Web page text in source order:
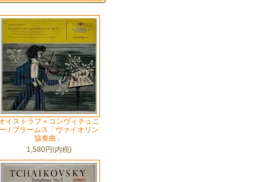
イストラフ＋コンヴィチュニ
/ ブラームス「ヴァイオリン
協奏曲」
1,580円(内税)